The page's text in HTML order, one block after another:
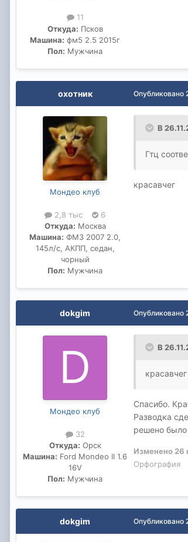
11
Откуда: Псков
Машина: фм5 2.5 2015г
Пол: Мужчина
охотник
Мондео клуб
2,8 тыс
6
Откуда: Москва
Машина: ФМ3 2007 2.0,
145л/с, АКПП, седан,
чорный
Пол: Мужчина
Опубликовано
В
Гтц
красавчег
dokgim
Мондео клуб
32
Откуда: Орск
Машина: Ford Mondeo II 1.6
16V
Пол: Мужчина
Опубликовано
В
красавчег
Спасибо.
Разводка
решено было
Изменено 26
Орфография
dokgim Опубликовано